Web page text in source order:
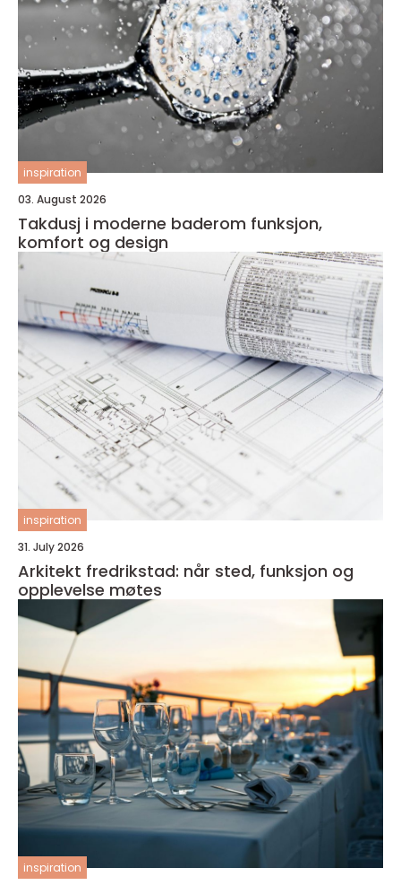
inspiration
03. August 2026
Takdusj i moderne baderom funksjon,
komfort og design
inspiration
31. July 2026
Arkitekt fredrikstad: når sted, funksjon og
opplevelse møtes
inspiration